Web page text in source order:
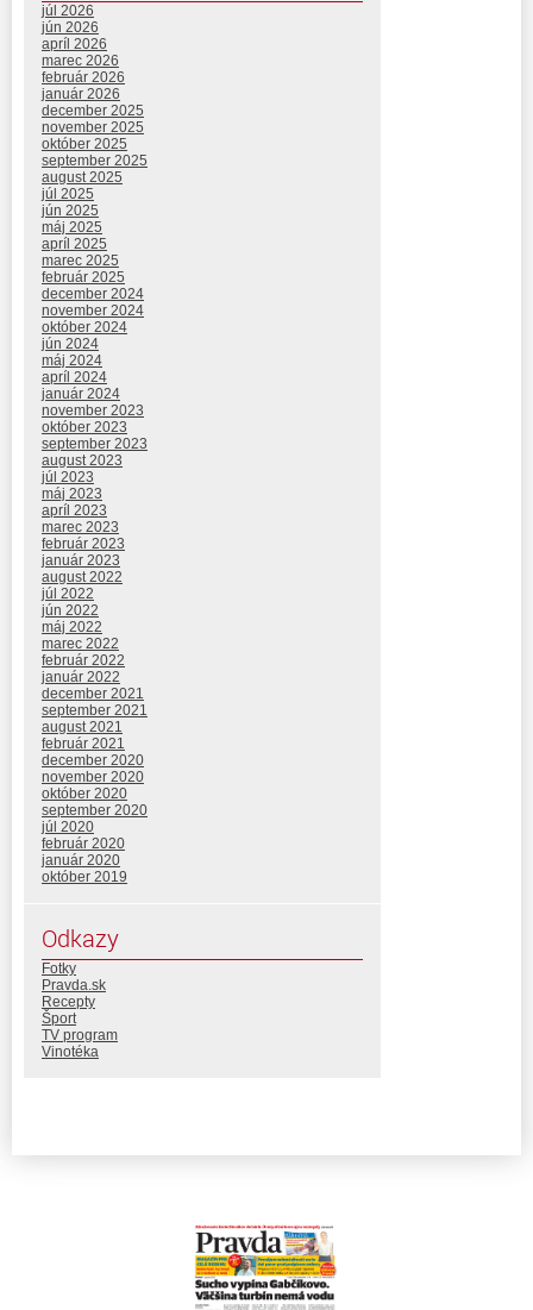
júl 2026
jún 2026
apríl 2026
marec 2026
február 2026
január 2026
december 2025
november 2025
október 2025
september 2025
august 2025
júl 2025
jún 2025
máj 2025
apríl 2025
marec 2025
február 2025
december 2024
november 2024
október 2024
jún 2024
máj 2024
apríl 2024
január 2024
november 2023
október 2023
september 2023
august 2023
júl 2023
máj 2023
apríl 2023
marec 2023
február 2023
január 2023
august 2022
júl 2022
jún 2022
máj 2022
marec 2022
február 2022
január 2022
december 2021
september 2021
august 2021
február 2021
december 2020
november 2020
október 2020
september 2020
júl 2020
február 2020
január 2020
október 2019
Odkazy
Fotky
Pravda.sk
Recepty
Šport
TV program
Vinotéka